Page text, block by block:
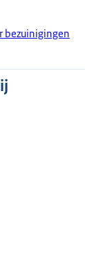
bezuinigingen